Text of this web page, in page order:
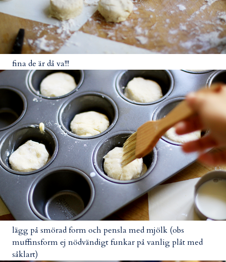
fina de är då va!!!
lägg på smörad form och pensla med mjölk (obs
muffinsform ej nödvändigt funkar på vanlig plåt med
såklart)